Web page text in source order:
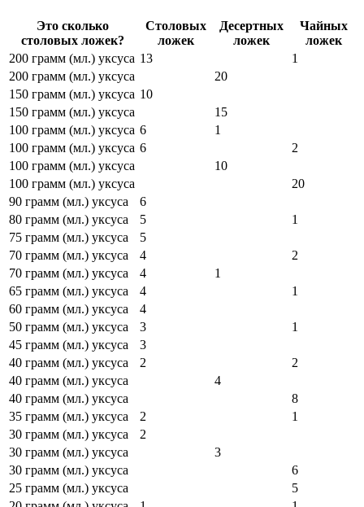
Это сколько
столовых ложек?
Столовых
ложек
Десертных
ложек
Чайных
ложек
200 грамм (мл.) уксуса 13
1
200 грамм (мл.) уксуса
20
150 грамм (мл.) уксуса 10
150 грамм (мл.) уксуса
15
100 грамм (мл.) уксуса 6
1
100 грамм (мл.) уксуса 6
2
100 грамм (мл.) уксуса
10
100 грамм (мл.) уксуса
20
90 грамм (мл.) уксуса
6
80 грамм (мл.) уксуса
5
1
75 грамм (мл.) уксуса
5
70 грамм (мл.) уксуса
4
2
70 грамм (мл.) уксуса
4
1
65 грамм (мл.) уксуса
4
1
60 грамм (мл.) уксуса
4
50 грамм (мл.) уксуса
3
1
45 грамм (мл.) уксуса
3
40 грамм (мл.) уксуса
2
2
40 грамм (мл.) уксуса
4
40 грамм (мл.) уксуса
8
35 грамм (мл.) уксуса
2
1
30 грамм (мл.) уксуса
2
30 грамм (мл.) уксуса
3
30 грамм (мл.) уксуса
6
25 грамм (мл.) уксуса
5